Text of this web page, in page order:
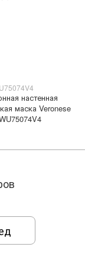
настенная
маска Veronese